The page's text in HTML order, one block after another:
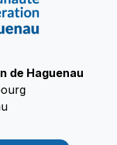
de Haguenau